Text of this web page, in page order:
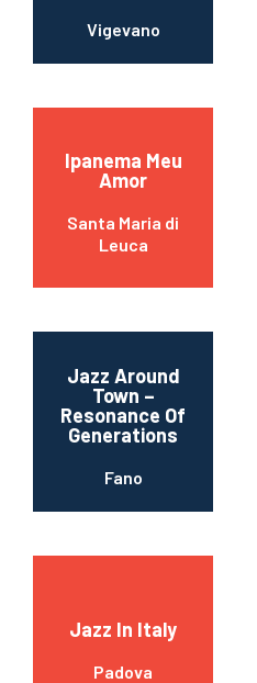
Vigevano
Ipanema Meu
Amor
Santa Maria di
Leuca
Jazz Around
Town –
Resonance Of
Generations
Fano
Jazz In Italy
Padova